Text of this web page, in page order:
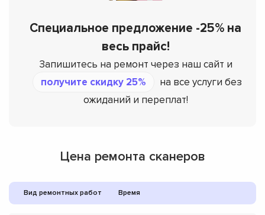
Специальное предложение -25% на
весь прайс!
Запишитесь на ремонт через наш сайт и
получите скидку 25%
на все услуги без
ожиданий и переплат!
Цена ремонта сканеров
Вид ремонтных работ Время